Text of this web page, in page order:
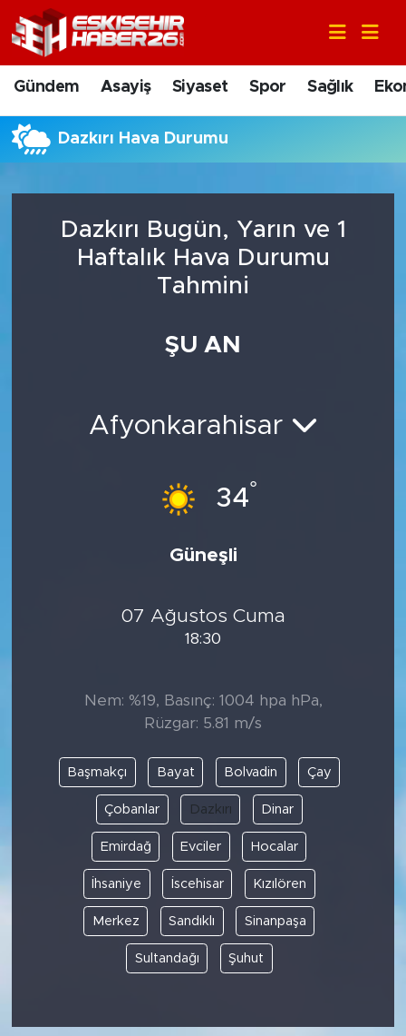
Gündem Asayiş Siyaset Spor Sağlık
Dazkırı Hava Durumu
Dazkırı Bugün, Yarın ve 1
Haftalık Hava Durumu
Tahmini
ŞU AN
Afyonkarahisar
34°
Güneşli
07 Ağustos Cuma
18:30
Nem: %19, Basınç: 1004 hpa hPa,
Rüzgar: 5.81 m/s
Başmakçı Bayat Bolvadin Çay
Çobanlar Dazkırı Dinar
Emirdağ Evciler Hocalar
İhsaniye İscehisar Kızılören
Merkez Sandıklı Sinanpaşa
Sultandağı Şuhut
Gündem
Asayiş
Siyaset
Sağlık
Bölge
Nöbetçi Eczaneler
Hava Durumu
Trafik Durumu
Tüm Manşetler